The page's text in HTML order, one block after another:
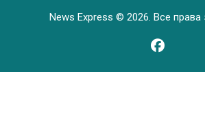
News Express © 2026. Все